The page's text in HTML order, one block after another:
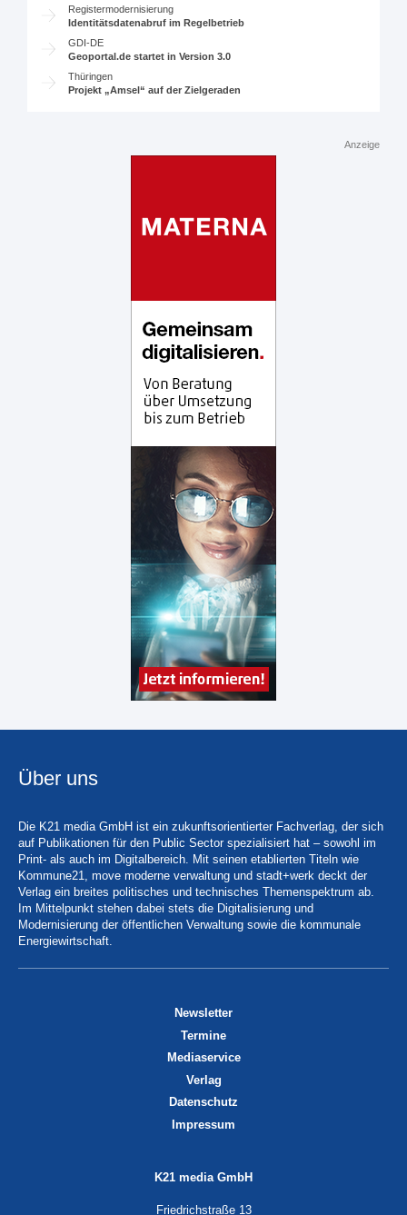
Registermodernisierung
Identitätsdatenabruf im Regelbetrieb
GDI-DE
Geoportal.de startet in Version 3.0
Thüringen
Projekt „Amsel“ auf der Zielgeraden
Anzeige
Über uns
Die K21 media GmbH ist ein zukunftsorientierter Fachverlag, der sich
auf Publikationen für den Public Sector spezialisiert hat – sowohl im
Print- als auch im Digitalbereich. Mit seinen etablierten Titeln wie
Kommune21, move moderne verwaltung und stadt+werk deckt der
Verlag ein breites politisches und technisches Themenspektrum ab.
Im Mittelpunkt stehen dabei stets die Digitalisierung und
Modernisierung der öffentlichen Verwaltung sowie die kommunale
Energiewirtschaft.
Newsletter
Termine
Mediaservice
Verlag
Datenschutz
Impressum
K21 media GmbH
Friedrichstraße 13